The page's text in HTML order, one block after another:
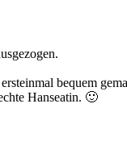
bequem
Hanseatin. 🙂